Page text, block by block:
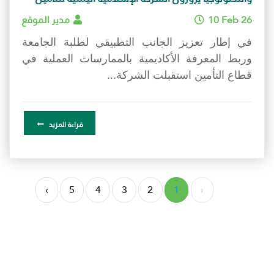
مدير الموقع
10 Feb 26
في إطار تعزيز الجانب التطبيقي لطلبة الجامعة
وربط المعرفة الأكاديمية بالممارسات العملية في
قطاع التأمين استقبلت الشركة...
قراءة المزيد
‹
1
2
3
4
5
›